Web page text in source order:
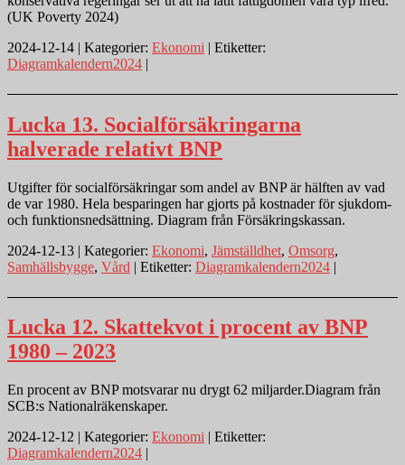
(UK Poverty 2024)
2024-12-14 | Kategorier: Ekonomi | Etiketter:
Diagramkalendern2024 |
Lucka 13. Socialförsäkringarna
halverade relativt BNP
Utgifter för socialförsäkringar som andel av BNP är hälften av vad
de var 1980. Hela besparingen har gjorts på kostnader för sjukdom-
och funktionsnedsättning. Diagram från Försäkringskassan.
2024-12-13 | Kategorier: Ekonomi, Jämställdhet, Omsorg,
Samhällsbygge, Vård | Etiketter: Diagramkalendern2024 |
Lucka 12. Skattekvot i procent av BNP
1980 – 2023
En procent av BNP motsvarar nu drygt 62 miljarder.Diagram från
SCB:s Nationalräkenskaper.
2024-12-12 | Kategorier: Ekonomi | Etiketter:
Diagramkalendern2024 |